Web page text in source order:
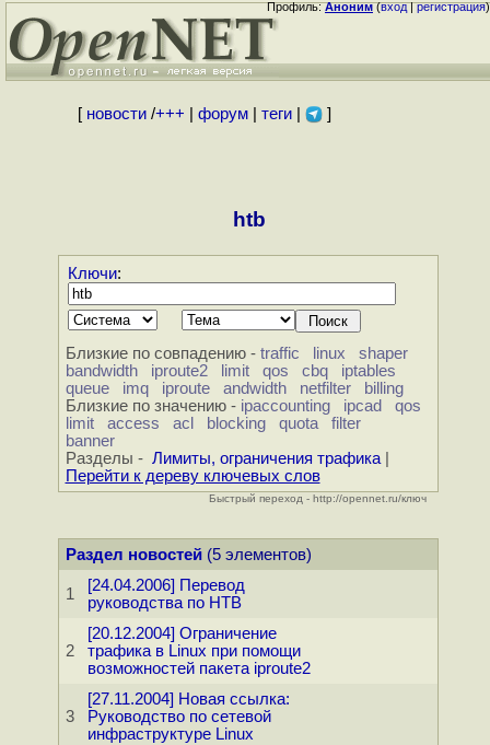
Профиль:Аноним(вход|регистрация)
[ новости/+++ форум| теги| ]
htb
Ключи:
Близкие по совпадению - traffic linux
shaper
bandwidth
iproute2 limit qos cbq
iptables
queue
imq iproute andwidth netfilter
billing
Близкие по значению - ipaccounting ipcad
qos
limit
access acl blocking quota
filter
banner
Разделы - Лимиты, ограничения трафика|
Перейти к дереву ключевых слов
Быстрый переход - http://opennet.ru/ключ
Раздел новостей(5 элементов)
1
[24.04.2006] Перевод
руководства по HTB
2
[20.12.2004] Ограничение
трафика в Linux при помощи
возможностей пакета iproute2
3
[27.11.2004] Новая ссылка:
Руководство по сетевой
инфраструктуре Linux